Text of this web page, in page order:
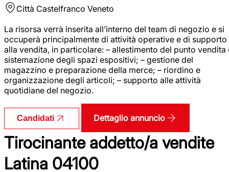
Città Castelfranco Veneto
La risorsa verrà inserita all’interno del team di negozio e si
occuperà principalmente di attività operative e di supporto
alla vendita, in particolare: – allestimento del punto vendita
sistemazione degli spazi espositivi; – gestione del
magazzino e preparazione della merce; – riordino e
organizzazione degli articoli; – supporto alle attività
quotidiane del negozio.
Candidati Dettaglio annuncio
Tirocinante addetto/a vendite
Latina 04100